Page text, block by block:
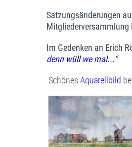
Satzungsänderungen
Mitgliederversammlung
Im Gedenken an Erich
denn wüll we mal...“
Schönes Aquarellbild